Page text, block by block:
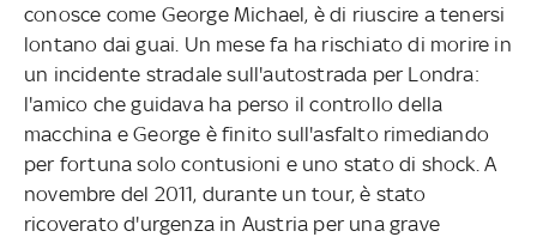
conosce come George Michael, è di riuscire a tenersi
lontano dai guai. Un mese fa ha rischiato di morire in
un incidente stradale sull'autostrada per Londra:
l'amico che guidava ha perso il controllo della
macchina e George è finito sull'asfalto rimediando
per fortuna solo contusioni e uno stato di shock. A
novembre del 2011, durante un tour, è stato
ricoverato d'urgenza in Austria per una grave